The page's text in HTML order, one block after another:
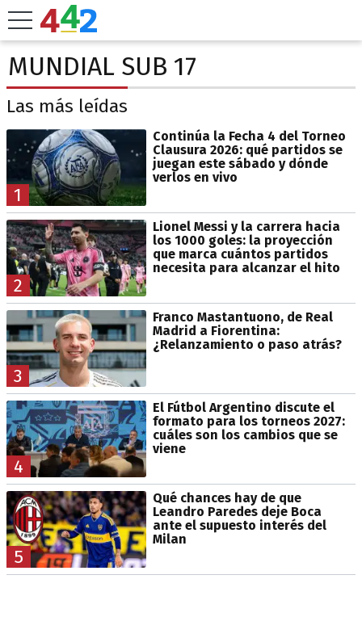
MUNDIAL SUB 17
Las más leídas
1
Continúa la Fecha 4 del Torneo
Clausura 2026: qué partidos se
juegan este sábado y dónde
verlos en vivo
2
Lionel Messi y la carrera hacia
los 1000 goles: la proyección
que marca cuántos partidos
necesita para alcanzar el hito
3
Franco Mastantuono, de Real
Madrid a Fiorentina:
¿Relanzamiento o paso atrás?
4
El Fútbol Argentino discute el
formato para los torneos 2027:
cuáles son los cambios que se
viene
5
Qué chances hay de que
Leandro Paredes deje Boca
ante el supuesto interés del
Milan